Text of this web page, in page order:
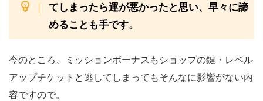
てしまったら運が悪かったと思い、早々に諦
めることも手です。
今のところ、ミッションボーナスもショップの鍵・レベル
アップチケットと逃してしまってもそんなに影響がない内
容ですので。